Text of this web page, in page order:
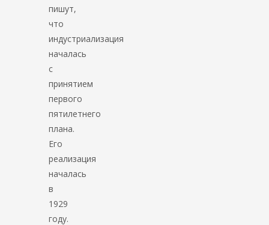
пишут,
что
индустриализация
началась
с
принятием
первого
пятилетнего
плана.
Его
реализация
началась
в
1929
году.